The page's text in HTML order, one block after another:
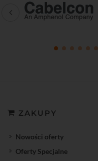
ZAKUPY
Nowości oferty
Oferty Specjalne